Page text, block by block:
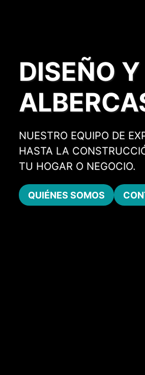
DISEÑO
NUESTRO EQUIPO DE
HASTA LA
TU HOGAR O NEGOCIO.
QUIÉNES SOMOS